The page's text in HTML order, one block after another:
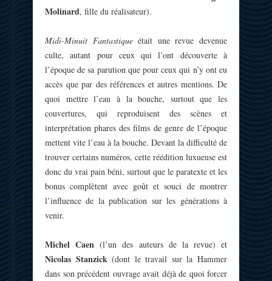
Molinard, fille du réalisateur).
Midi-Minuit Fantastiqueétait une revue devenue
culte, autant pour ceux qui l’ont découverte à
l’époque de sa parution que pour ceux qui n’y ont eu
accès que par des références et autres mentions. De
quoi mettre l’eau à la bouche, surtout que les
couvertures, qui reproduisent des scènes et
interprétation phares des films de genre de l’époque
mettent vite l’eau à la bouche. Devant la difficulté de
trouver certains numéros, cette réédition luxueuse est
donc du vrai pain béni, surtout que le paratexte et les
bonus complètent avec goût et souci de montrer
l’influence de la publication sur les générations à
venir.
Michel Caen (l’un des auteurs de la revue) et
Nicolas Stanzick(dont le travail sur la Hammer
dans son précédent ouvrage avait déjà de quoi forcer